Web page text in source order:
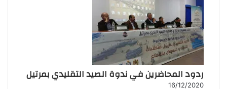
ردود المحاضرين في ندوة الصيد التقليدي بمرتيل
16/12/2020